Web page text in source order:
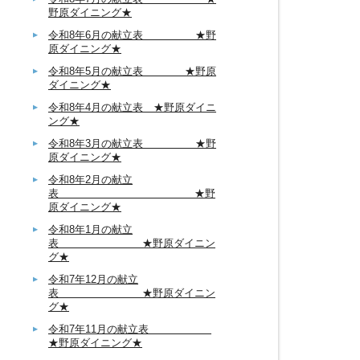
野原ダイニング★
令和8年6月の献立表 ★野
原ダイニング★
令和8年5月の献立表 ★野原
ダイニング★
令和8年4月の献立表 ★野原ダイニ
ング★
令和8年3月の献立表 ★野
原ダイニング★
令和8年2月の献立
表 ★野
原ダイニング★
令和8年1月の献立
表 ★野原ダイニン
グ★
令和7年12月の献立
表 ★野原ダイニン
グ★
令和7年11月の献立表
★野原ダイニング★